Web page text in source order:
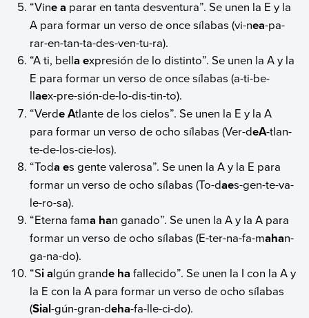
“Vine a parar en tanta desventura”. Se unen la E y la
A para formar un verso de once sílabas (vi-nea-pa-
rar-en-tan-ta-des-ven-tu-ra).
“A ti, bella expresión de lo distinto”. Se unen la A y la
E para formar un verso de once sílabas (a-ti-be-
llaex-pre-sión-de-lo-dis-tin-to).
“Verde Atlante de los cielos”. Se unen la E y la A
para formar un verso de ocho sílabas (Ver-deA-tlan-
te-de-los-cie-los).
“Toda es gente valerosa”. Se unen la A y la E para
formar un verso de ocho sílabas (To-daes-gen-te-va-
le-ro-sa).
“Eterna fama han ganado”. Se unen la A y la A para
formar un verso de ocho sílabas (E-ter-na-fa-mahan-
ga-na-do).
“Si algún grande ha fallecido”. Se unen la I con la A y
la E con la A para formar un verso de ocho sílabas
(Sial-gún-gran-deha-fa-lle-ci-do).